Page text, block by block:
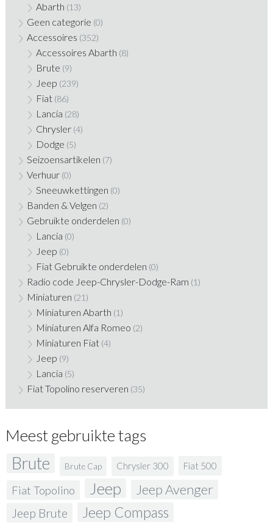
Abarth (13)
Geen categorie (0)
Accessoires (352)
Accessoires Abarth (8)
Brute (9)
Jeep (239)
Fiat (86)
Lancia (28)
Chrysler (4)
Dodge (5)
Seizoensartikelen (7)
Verhuur (0)
Sneeuwkettingen (0)
Banden & Velgen (2)
Gebruikte onderdelen (0)
Lancia (0)
Jeep (0)
Fiat Gebruikte onderdelen (0)
Radio code Jeep-Chrysler-Dodge-Ram (1)
Miniaturen (21)
Miniaturen Abarth (1)
Miniaturen Alfa Romeo (2)
Miniaturen Fiat (4)
Jeep (9)
Lancia (5)
Fiat Topolino reserveren (35)
Meest gebruikte tags
Brute Brute Cap Chrysler 300 Fiat 500
Fiat Topolino Jeep Jeep Avenger
Jeep Brute Jeep Compass